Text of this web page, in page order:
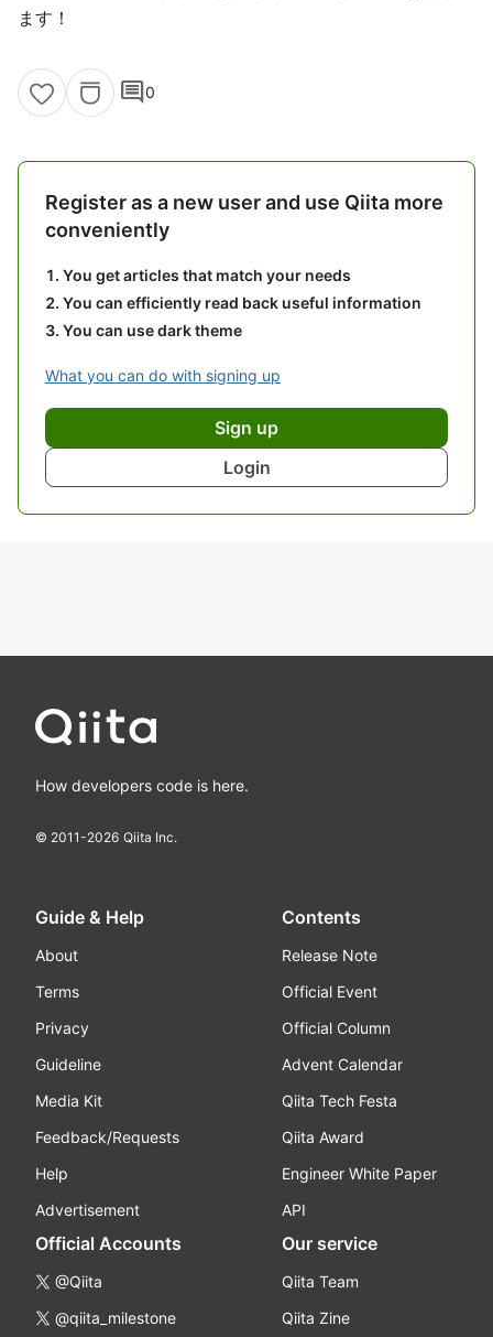
ます！
comment0
Register as a new user and use Qiita more
conveniently
You get articles that match your needs
You can efficiently read back useful information
You can use dark theme
What you can do with signing up
Sign up
Login
How developers code is here.
© 2011-2026 Qiita Inc.
Guide & Help
About
Terms
Privacy
Guideline
Media Kit
Feedback/Requests
Help
Advertisement
Contents
Release Note
Official Event
Official Column
Advent Calendar
Qiita Tech Festa
Qiita Award
Engineer White Paper
API
Official Accounts
@Qiita
@qiita_milestone
Our service
Qiita Team
Qiita Zine